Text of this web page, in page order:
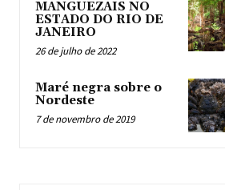
MANGUEZAIS NO
ESTADO DO RIO DE
JANEIRO
26 de julho de 2022
Maré negra sobre o
Nordeste
7 de novembro de 2019